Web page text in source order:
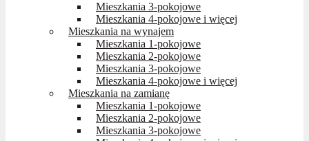
Mieszkania 3-pokojowe
Mieszkania 4-pokojowe i więcej
Mieszkania na wynajem
Mieszkania 1-pokojowe
Mieszkania 2-pokojowe
Mieszkania 3-pokojowe
Mieszkania 4-pokojowe i więcej
Mieszkania na zamianę
Mieszkania 1-pokojowe
Mieszkania 2-pokojowe
Mieszkania 3-pokojowe